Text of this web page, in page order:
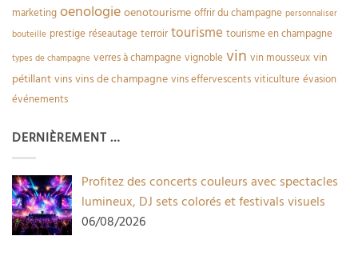
marketing oenologie oenotourisme offrir du champagne personnaliser
bouteille prestige réseautage terroir tourisme tourisme en champagne
types de champagne verres à champagne vignoble vin vin mousseux vin
pétillant vins vins de champagne vins effervescents viticulture évasion
événements
DERNIÈREMENT …
Profitez des concerts couleurs avec spectacles
lumineux, DJ sets colorés et festivals visuels
06/08/2026